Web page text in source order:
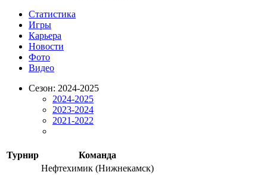
Статистика
Игры
Карьера
Новости
Фото
Видео
Сезон: 2024-2025
2024-2025
2023-2024
2021-2022
Турнир
Команда
Нефтехимик (Нижнекамск)